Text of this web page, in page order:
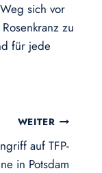
sich vor
zu
für jede
WEITER
auf TFP-
in Potsdam